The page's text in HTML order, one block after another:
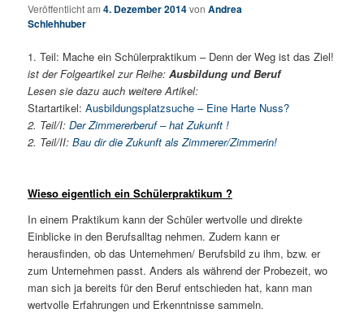
Veröffentlicht am4. Dezember 2014vonAndrea
Schlehhuber
1. Teil: Mache ein Schülerpraktikum – Denn der Weg ist das Ziel!
ist der Folgeartikel zur Reihe:Ausbildung und Beruf
Lesen sie dazu auch weitere Artikel:
Startartikel:Ausbildungsplatzsuche – Eine Harte Nuss?
2. Teil/I:Der Zimmererberuf – hat Zukunft !
2. Teil/II:Bau dir die Zukunft als Zimmerer/Zimmerin!
Wieso eigentlich ein Schülerpraktikum ?
In einem Praktikum kann der Schüler wertvolle und direkte
Einblicke in den Berufsalltag nehmen. Zudem kann er
herausfinden, ob das Unternehmen/ Berufsbild zu ihm, bzw. er
zum Unternehmen passt. Anders als während der Probezeit, wo
man sich ja bereits für den Beruf entschieden hat, kann man
wertvolle Erfahrungen und Erkenntnisse sammeln.